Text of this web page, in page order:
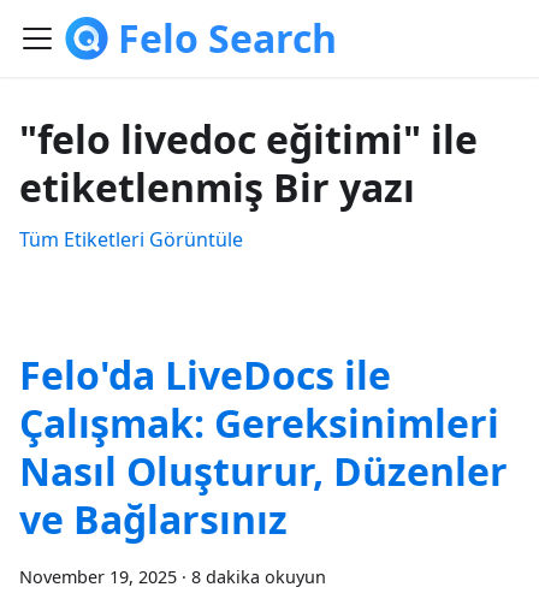
Felo Search
"felo livedoc eğitimi" ile
etiketlenmiş Bir yazı
Tüm Etiketleri Görüntüle
Felo'da LiveDocs ile
Çalışmak: Gereksinimleri
Nasıl Oluşturur, Düzenler
ve Bağlarsınız
November 19, 2025 · 8 dakika okuyun